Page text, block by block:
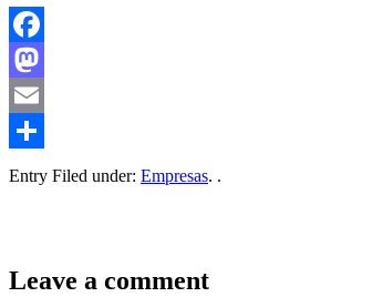
Facebook
Mastodon
Email
Compartir
Entry Filed under: Empresas. .
Leave a comment